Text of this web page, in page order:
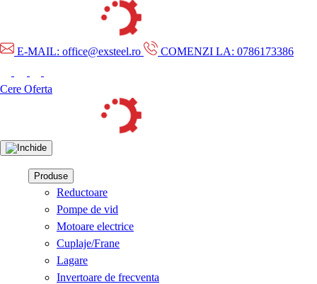
E-MAIL: office@exsteel.ro COMENZI LA: 0786173386
Cere Oferta
Produse
Reductoare
Pompe de vid
Motoare electrice
Cuplaje/Frane
Lagare
Invertoare de frecventa